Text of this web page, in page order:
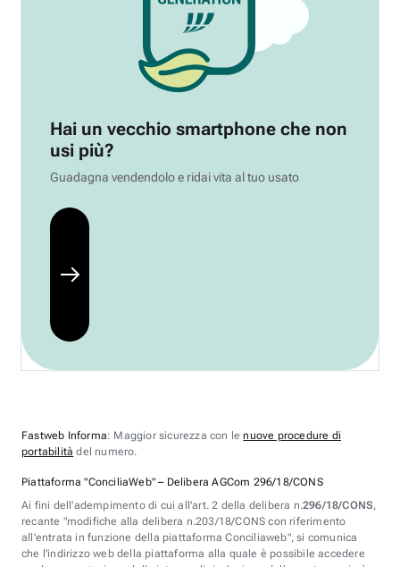
Hai un vecchio smartphone che non
usi più?
Guadagna vendendolo e ridai vita al tuo usato
Fastweb Informa: Maggior sicurezza con lenuove procedure di
portabilità del numero.
Piattaforma "ConciliaWeb" – Delibera AGCom 296/18/CONS
Ai fini dell'adempimento di cui all'art. 2 della delibera n.296/18/CONS,
recante "modifiche alla delibera n.203/18/CONS con riferimento
all'entrata in funzione della piattaforma Conciliaweb", si comunica
che l'indirizzo web della piattaforma alla quale è possibile accedere